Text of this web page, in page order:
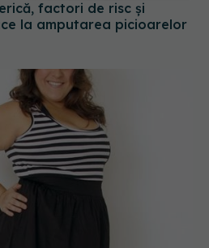
liposucția persoanele cu